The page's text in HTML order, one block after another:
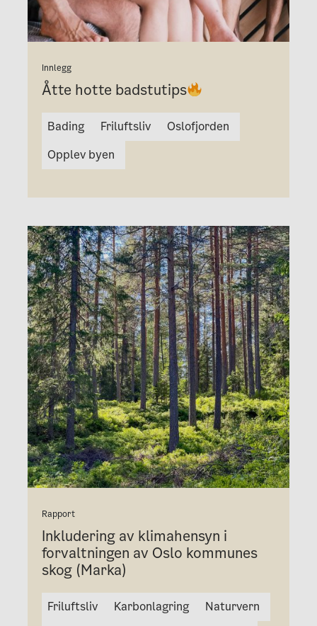
Innlegg
Åtte hotte badstutips
Bading Friluftsliv
Oslofjorden
Opplev byen
Rapport
Inkludering av klimahensyn i
forvaltningen av Oslo kommunes
skog (Marka)
Friluftsliv Karbonlagring
Naturvern